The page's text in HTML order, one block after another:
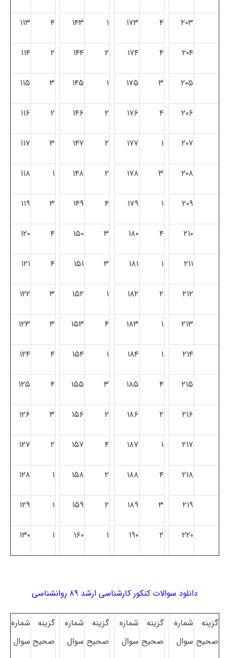
۲۰۳ ۴ ۱۷۳ ۱ ۱۴۳ ۴ ۱۱۳
۲۰۴ ۴ ۱۷۴ ۲ ۱۴۴ ۲ ۱۱۴
۲۰۵ ۳ ۱۷۵ ۱ ۱۴۵ ۳ ۱۱۵
۲۰۶ ۴ ۱۷۶ ۲ ۱۴۶ ۲ ۱۱۶
۲۰۷ ۱ ۱۷۷ ۲ ۱۴۷ ۳ ۱۱۷
۲۰۸ ۳ ۱۷۸ ۲ ۱۴۸ ۱ ۱۱۸
۲۰۹ ۱ ۱۷۹ ۴ ۱۴۹ ۳ ۱۱۹
۲۱۰ ۴ ۱۸۰ ۳ ۱۵۰ ۴ ۱۲۰
۲۱۱ ۱ ۱۸۱ ۳ ۱۵۱ ۴ ۱۲۱
۲۱۲ ۲ ۱۸۲ ۱ ۱۵۲ ۳ ۱۲۲
۲۱۳ ۱ ۱۸۳ ۴ ۱۵۳ ۳ ۱۲۳
۲۱۴ ۱ ۱۸۴ ۱ ۱۵۴ ۴ ۱۲۴
۲۱۵ ۴ ۱۸۵ ۳ ۱۵۵ ۴ ۱۲۵
۲۱۶ ۲ ۱۸۶ ۲ ۱۵۶ ۳ ۱۲۶
۲۱۷ ۱ ۱۸۷ ۴ ۱۵۷ ۲ ۱۲۷
۲۱۸ ۴ ۱۸۸ ۲ ۱۵۸ ۱ ۱۲۸
۲۱۹ ۳ ۱۸۹ ۲ ۱۵۹ ۱ ۱۲۹
۲۲۰ ۲ ۱۹۰ ۱ ۱۶۰ ۱ ۱۳۰
دانلود سوالات کنکور کارشناسی ارشد ۸۹ روانشناسی
گزینه
صحیح
شماره
سوال
گزینه
صحیح
شماره
سوال
گزینه
صحیح
شماره
سوال
گزینه
صحیح
شماره
سوال